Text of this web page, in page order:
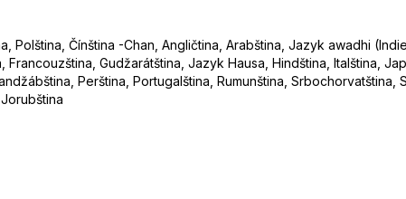
Polština, Čínština -Chan, Angličtina, Arabština, Jazyk awadhi
Gudžarátština, Jazyk Hausa, Hindština, Italština,
Perština, Portugalština, Rumunština, Srbochorvatština,